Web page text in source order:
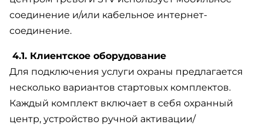
соединение и/или кабельное интернет-
соединение.
4.1. Клиентское оборудование
Для подключения услуги охраны предлагается
несколько вариантов стартовых комплектов.
Каждый комплект включает в себя охранный
центр, устройство ручной активации/